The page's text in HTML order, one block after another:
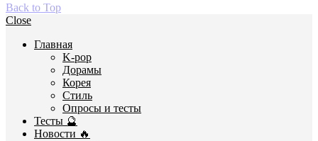
Back to Top
Close
Главная
K-pop
Дорамы
Корея
Стиль
Опросы и тесты
Тесты 🔮
Новости 🔥